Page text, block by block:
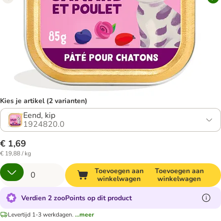
Kies je artikel (2 varianten)
Eend, kip
1924820.0
€ 1,69
€ 19,88 / kg
Toevoegen aan
winkelwagen
Toevoegen aan
winkelwagen
Verdien 2 zooPoints op dit product
Levertijd 1-3 werkdagen. ...meer